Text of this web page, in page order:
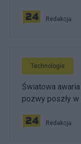
Redakcja
Technologie
Światowa
pozwy poszły w
Redakcja